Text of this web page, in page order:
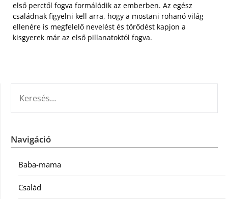
első perctől fogva formálódik az emberben. Az egész
családnak figyelni kell arra, hogy a mostani rohanó világ
ellenére is megfelelő nevelést és törődést kapjon a
kisgyerek már az első pillanatoktól fogva.
Navigáció
Baba-mama
Család